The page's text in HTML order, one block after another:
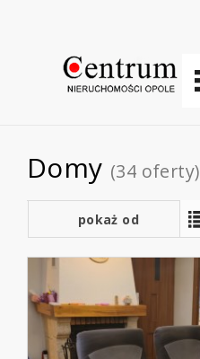
Domy (34 oferty)
pokaż od
najnowszych